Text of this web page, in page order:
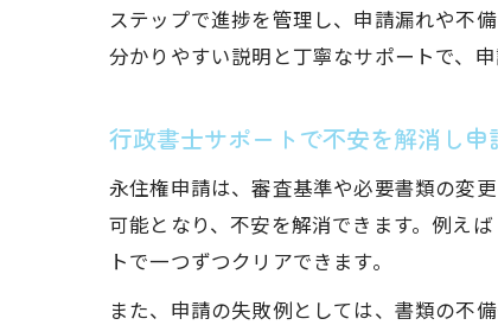
ステップで進捗を管理し、申請漏れや不
分かりやすい説明と丁寧なサポートで、申
行政書士サポートで不安を解消し申
永住権申請は、審査基準や必要書類の変
可能となり、不安を解消できます。例え
トで一つずつクリアできます。
また、申請の失敗例としては、書類の不